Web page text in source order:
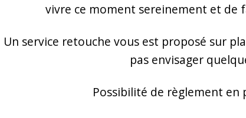
vivre ce moment sereinement et de
Un service retouche vous est proposé sur
pas envisager
Possibilité de règlement en